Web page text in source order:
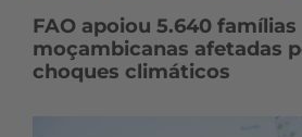
FAO apoiou 5.640 famílias
moçambicanas afetadas
choques climáticos